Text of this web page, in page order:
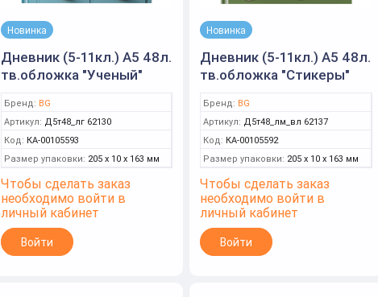
Новинка
Дневник (5-11кл.) А5 48л.
тв.обложка "Ученый"
(BG)
Бренд: BG
Артикул: Д5т48_лг 62130
Код: КА-00105593
Размер упаковки: 205 x 10 x 163 мм
Чтобы сделать заказ
необходимо войти в
личный кабинет
Войти
Новинка
Дневник (5-11кл.) А5 48л.
тв.обложка "Стикеры"
лак (BG)
Бренд: BG
Артикул: Д5т48_лм_вл 62137
Код: КА-00105592
Размер упаковки: 205 x 10 x 163 мм
Чтобы сделать заказ
необходимо войти в
личный кабинет
Войти